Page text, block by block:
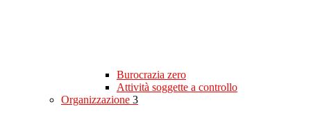
Burocrazia zero
Attività soggette a controllo
Organizzazione 3